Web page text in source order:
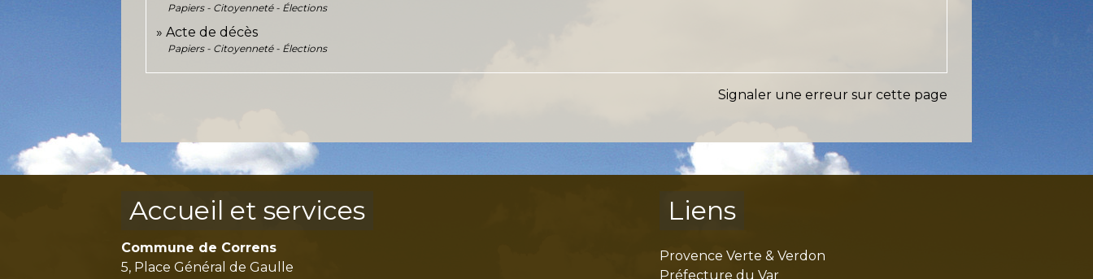
Papiers - Citoyenneté - Élections
Acte de décès
Papiers - Citoyenneté - Élections
Signaler une erreur sur cette page
Accueil et services
Commune de Correns
5, Place Général de Gaulle
Liens
Provence Verte & Verdon
Préfecture du Var